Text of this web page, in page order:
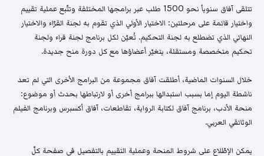
تتلقى آفاق سنوياً نحو 1500 طلب عبر برامجها المختلفة وتتّبع عملية تقييم
واختيار قائمة على مرحلتين: الاختيار الأولي الذي تقوم به لجنة القرّاء والاختيار
النهائي الذي تضطلع به لجنة التحكيم. تُعيّن لكل برنامج لجنة قراء ولجنة
تحكيم متخصصة ومستقلة، يتغيّر أعضاؤها مع كل دورة منح جديدة.
خلال السنوات الماضية، أطلقت آفاق مجموعة من البرامج الأخرى التي لم تعد
ناشطة اليوم إما بسبب استبدالها ببرامج أخرى أو لارتباطها بحدث أو موضوع:
منحة الأدب، برنامج آفاق لكتابة الرواية، تقاطعات، آفاق أكسبرس وبرنامج الفيلم
الوثائقي العربي.
يمكن الإطّلاع على شروط المنحة وعملية التقييم بالتفصيل في صفحة كلّ